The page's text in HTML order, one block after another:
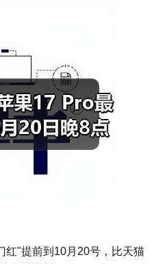
"提前到10月20号，比天猫